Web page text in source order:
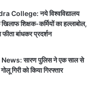
College: नये विश्वविद्यालय
शिक्षक-कर्मियों का हल्लाबोल,
बांधकर प्रदर्शन
सारण पुलिस ने एक साल से
गिरी को किया गिरफ्तार